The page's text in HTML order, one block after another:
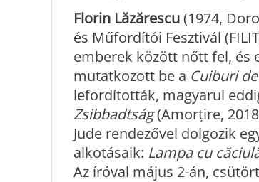
Florin Lăzărescu(1974,
és Műfordítói Fesztivál
emberek között nőtt fel, és
mutatkozott be a Cuiburi
lefordították, magyarul
Zsibbadtság(Amorțire,
Jude rendezővel dolgozik
alkotásaik: Lampa cu
Az íróval május 2-án,